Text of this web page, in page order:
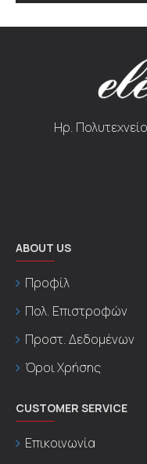
Ηρ.
ABOUT US
Προφίλ
Πολ. Επιστροφών
Προστ. Δεδομένων
Όροι Χρήσης
CUSTOMER SERVICE
Επικοινωνία